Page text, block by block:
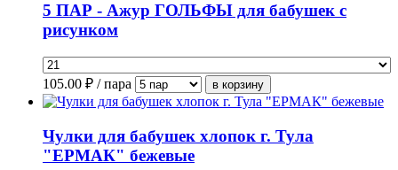
5 ПАР - Ажур ГОЛЬФЫ для бабушек с
рисунком
105.00 ₽ / пара
Чулки для бабушек хлопок г. Тула
"ЕРМАК" бежевые